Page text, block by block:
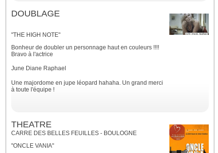
DOUBLAGE
"THE HIGH NOTE"
Bonheur de doubler un personnage haut en couleurs !!!!
Bravo à l'actrice
June Diane Raphael
Une majordome en jupe léopard hahaha. Un grand merci
à toute l'équipe !
THEATRE
CARRE DES BELLES FEUILLES - BOULOGNE
"ONCLE VANIA"